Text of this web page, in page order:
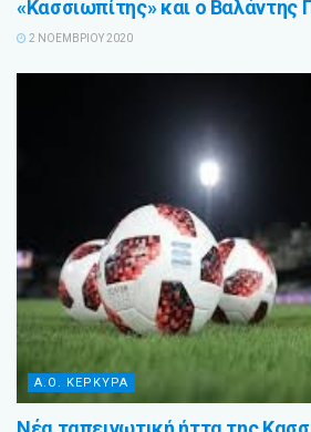
«Κασσιωπίτης» και ο Βαλάντης
2 ΝΟΕΜΒΡΊΟΥ 2020
Α.Ο. ΚΕΡΚΥΡΑ